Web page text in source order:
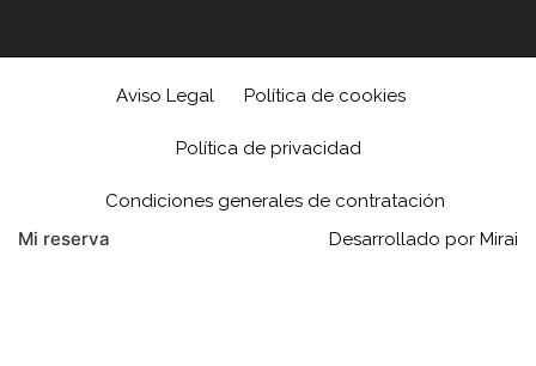
Aviso Legal Política de cookies
Política de privacidad
Condiciones generales de contratación
Mi reserva Desarrollado por Mirai